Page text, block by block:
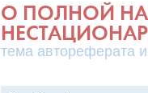
О ПОЛНОЙ
тема автореферата